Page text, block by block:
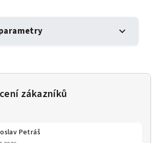
expand_more
Petráš